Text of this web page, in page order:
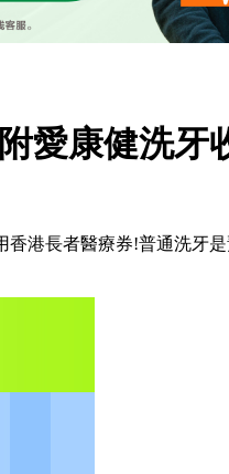
愛康健洗牙
港長者醫療券!普通洗牙